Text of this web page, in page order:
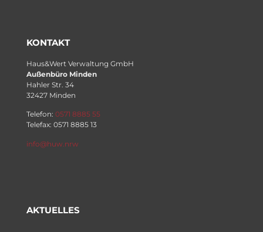
KONTAKT
Haus&Wert Verwaltung GmbH
Außenbüro Minden
Hahler Str. 34
32427 Minden
Telefon: 0571 8885 55
Telefax: 0571 8885 13
info@huw.nrw
AKTUELLES